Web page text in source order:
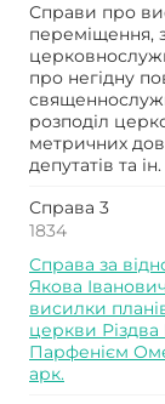
Справи про
переміщення,
про негідну
розподіл
метричних
депутатів та ін.
Справа 3
1834
Справа за
Якова
висилки
церкви
Парфенієм
арк.